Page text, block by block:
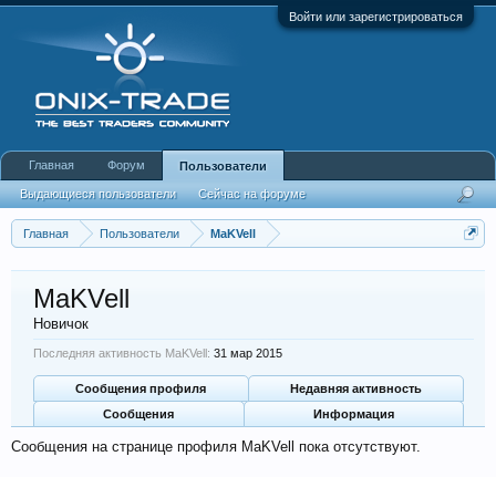
Войти или зарегистрироваться
Главная Пользователи MaKVell
MaKVell
Новичок
Последняя активность MaKVell: 31 мар 2015
Сообщения профиля
Недавняя активность
Сообщения
Информация
Сообщения на странице профиля MaKVell пока отсутствуют.
Главная Форум Пользователи
Выдающиеся пользователи Сейчас на форуме
Недавняя активность Новые сообщения профиля